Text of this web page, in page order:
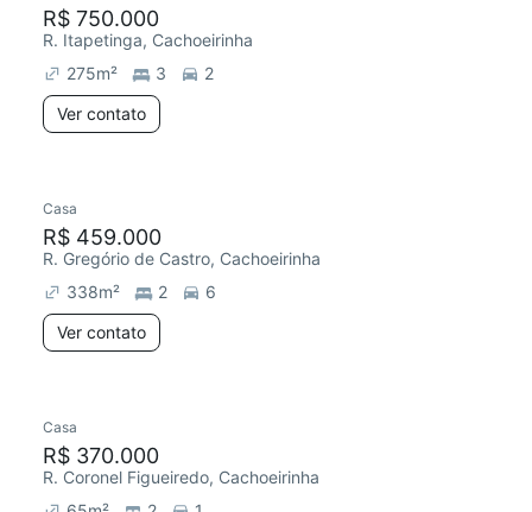
R$ 750.000
R. Itapetinga, Cachoeirinha
275m² 3
2
Ver contato
Casa
R$ 459.000
R. Gregório de Castro, Cachoeirinha
338m² 2
6
Ver contato
Casa
R$ 370.000
R. Coronel Figueiredo, Cachoeirinha